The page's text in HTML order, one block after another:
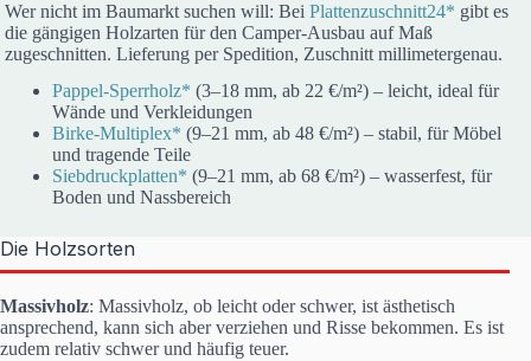
Wer nicht im Baumarkt suchen will: Bei Plattenzuschnitt24* gibt es
die gängigen Holzarten für den Camper-Ausbau auf Maß
zugeschnitten. Lieferung per Spedition, Zuschnitt millimetergenau.
Pappel-Sperrholz* (3–18 mm, ab 22 €/m²) – leicht, ideal für
Wände und Verkleidungen
Birke-Multiplex* (9–21 mm, ab 48 €/m²) – stabil, für Möbel
und tragende Teile
Siebdruckplatten* (9–21 mm, ab 68 €/m²) – wasserfest, für
Boden und Nassbereich
Die Holzsorten
Massivholz: Massivholz, ob leicht oder schwer, ist ästhetisch
ansprechend, kann sich aber verziehen und Risse bekommen. Es ist
zudem relativ schwer und häufig teuer.